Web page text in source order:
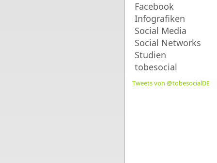
Facebook
Infografiken
Social Media
Social Networks
Studien
tobesocial
Tweets von @tobesocialDE